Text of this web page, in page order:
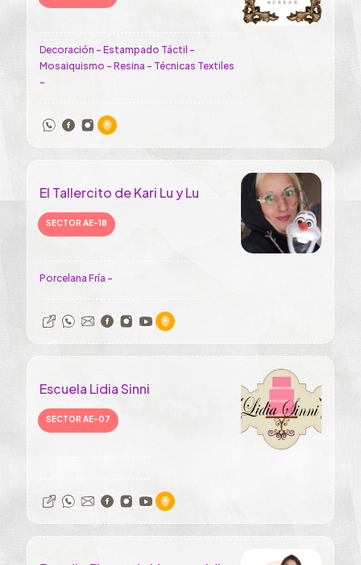
Decoración - Estampado Táctil -
Mosaiquismo - Resina - Técnicas Textiles
-
El Tallercito de Kari Lu y Lu
SECTOR AE-18
Porcelana Fría -
Escuela Lidia Sinni
SECTOR AE-07